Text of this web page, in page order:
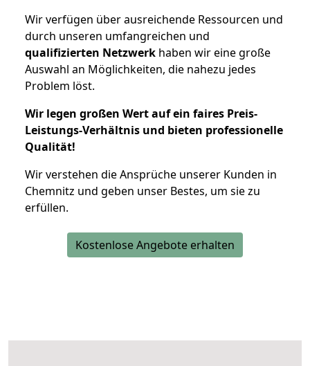
Wir verfügen über ausreichende Ressourcen und
durch unseren umfangreichen und
qualifizierten Netzwerk haben wir eine große
Auswahl an Möglichkeiten, die nahezu jedes
Problem löst.
Wir legen großen Wert auf ein faires Preis-
Leistungs-Verhältnis und bieten professionelle
Qualität!
Wir verstehen die Ansprüche unserer Kunden in
Chemnitz und geben unser Bestes, um sie zu
erfüllen.
Kostenlose Angebote erhalten